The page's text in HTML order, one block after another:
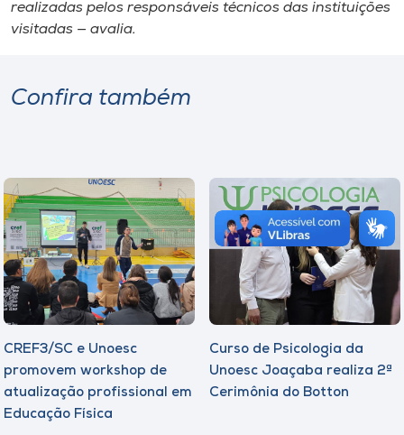
realizadas pelos responsáveis técnicos das instituições
visitadas — avalia.
Confira também
CREF3/SC e Unoesc
promovem workshop de
atualização profissional em
Educação Física
Curso de Psicologia da
Unoesc Joaçaba realiza 2ª
Cerimônia do Botton